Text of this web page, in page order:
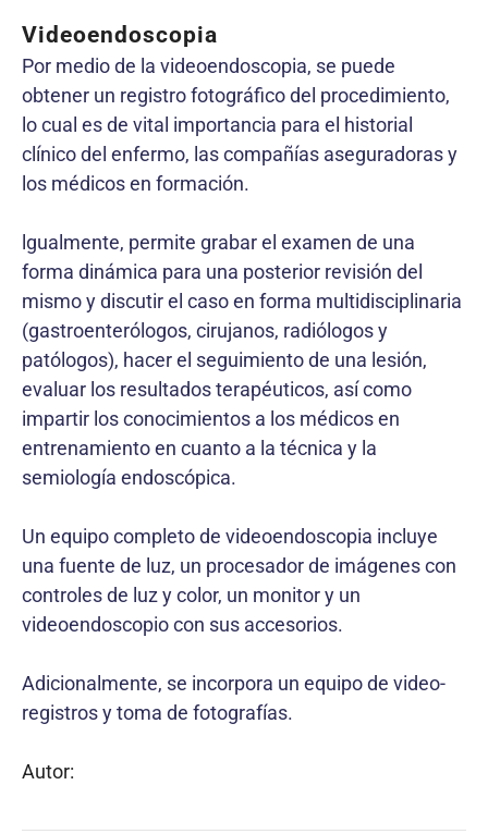
Videoendoscopia
Por medio de la videoendoscopia, se puede
obtener un registro fotográfico del procedimiento,
lo cual es de vital importancia para el historial
clínico del enfermo, las compañías aseguradoras y
los médicos en formación.
lgualmente, permite grabar el examen de una
forma dinámica para una posterior revisión del
mismo y discutir el caso en forma multidisciplinaria
(gastroenterólogos, cirujanos, radiólogos y
patólogos), hacer el seguimiento de una lesión,
evaluar los resultados terapéuticos, así como
impartir los conocimientos a los médicos en
entrenamiento en cuanto a la técnica y la
semiología endoscópica.
Un equipo completo de videoendoscopia incluye
una fuente de luz, un procesador de imágenes con
controles de luz y color, un monitor y un
videoendoscopio con sus accesorios.
Adicionalmente, se incorpora un equipo de video-
registros y toma de fotografías.
Autor: